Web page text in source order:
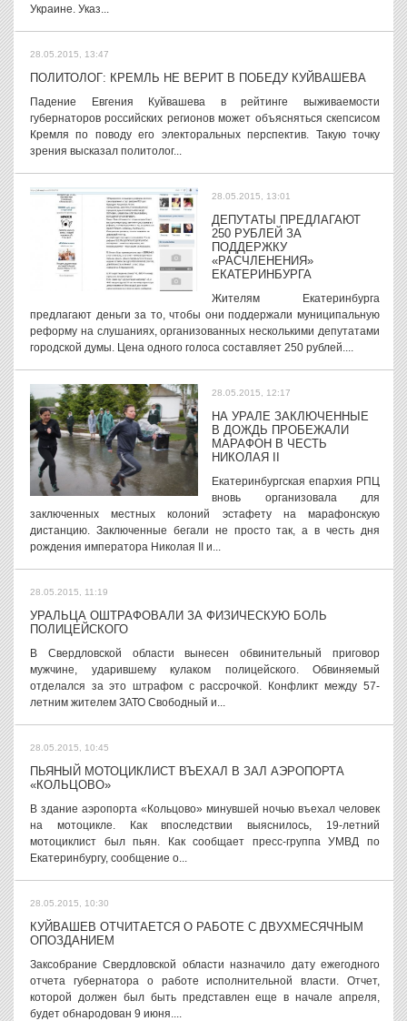
Украине. Указ...
28.05.2015, 13:47
ПОЛИТОЛОГ: КРЕМЛЬ НЕ ВЕРИТ В ПОБЕДУ КУЙВАШЕВА
Падение Евгения Куйвашева в рейтинге выживаемости
губернаторов российских регионов может объясняться скепсисом
Кремля по поводу его электоральных перспектив. Такую точку
зрения высказал политолог...
28.05.2015, 13:01
ДЕПУТАТЫ ПРЕДЛАГАЮТ
250 РУБЛЕЙ ЗА
ПОДДЕРЖКУ
«РАСЧЛЕНЕНИЯ»
ЕКАТЕРИНБУРГА
Жителям Екатеринбурга
предлагают деньги за то, чтобы они поддержали муниципальную
реформу на слушаниях, организованных несколькими депутатами
городской думы. Цена одного голоса составляет 250 рублей....
28.05.2015, 12:17
НА УРАЛЕ ЗАКЛЮЧЕННЫЕ
В ДОЖДЬ ПРОБЕЖАЛИ
МАРАФОН В ЧЕСТЬ
НИКОЛАЯ II
Екатеринбургская епархия РПЦ
вновь организовала для
заключенных местных колоний эстафету на марафонскую
дистанцию. Заключенные бегали не просто так, а в честь дня
рождения императора Николая II и...
28.05.2015, 11:19
УРАЛЬЦА ОШТРАФОВАЛИ ЗА ФИЗИЧЕСКУЮ БОЛЬ
ПОЛИЦЕЙСКОГО
В Свердловской области вынесен обвинительный приговор
мужчине, ударившему кулаком полицейского. Обвиняемый
отделался за это штрафом с рассрочкой. Конфликт между 57-
летним жителем ЗАТО Свободный и...
28.05.2015, 10:45
ПЬЯНЫЙ МОТОЦИКЛИСТ ВЪЕХАЛ В ЗАЛ АЭРОПОРТА
«КОЛЬЦОВО»
В здание аэропорта «Кольцово» минувшей ночью въехал человек
на мотоцикле. Как впоследствии выяснилось, 19-летний
мотоциклист был пьян. Как сообщает пресс-группа УМВД по
Екатеринбургу, сообщение о...
28.05.2015, 10:30
КУЙВАШЕВ ОТЧИТАЕТСЯ О РАБОТЕ С ДВУХМЕСЯЧНЫМ
ОПОЗДАНИЕМ
Заксобрание Свердловской области назначило дату ежегодного
отчета губернатора о работе исполнительной власти. Отчет,
которой должен был быть представлен еще в начале апреля,
будет обнародован 9 июня....